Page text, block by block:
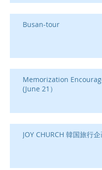
Busan-tour
Memorization
(June 21）
JOY CHURCH 韓国旅行